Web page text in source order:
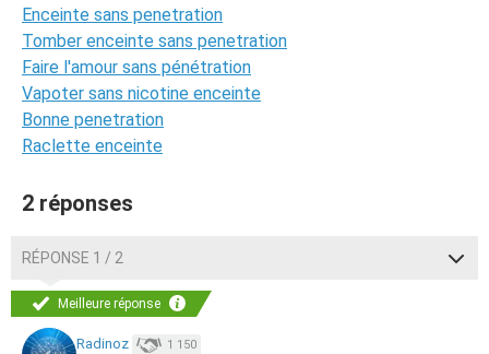
Enceinte sans penetration
Tomber enceinte sans penetration
Faire l'amour sans pénétration
Vapoter sans nicotine enceinte
Bonne penetration
Raclette enceinte
2 réponses
RÉPONSE 1 / 2
Meilleure réponse
Radinoz 1 150